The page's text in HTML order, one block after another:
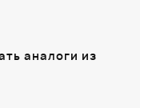
аналоги из